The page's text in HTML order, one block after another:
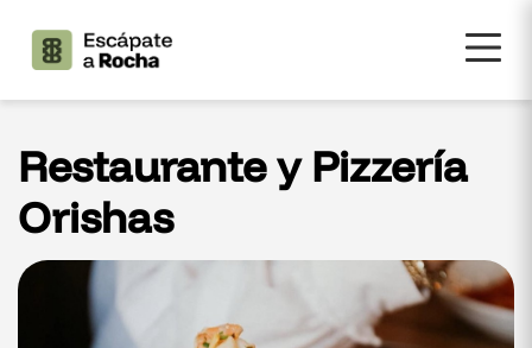
Restaurante y Pizzería
Orishas